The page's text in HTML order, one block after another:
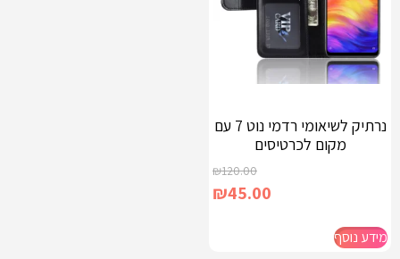
נרתיק לשיאומי רדמי נוט 7 עם
מקום לכרטיסים
₪120.00
₪45.00
מידע נוסף